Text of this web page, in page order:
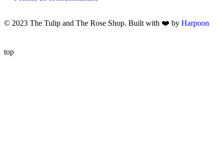
© 2023 The Tulip and The Rose Shop. Built with ❤️ by Harpoon
top